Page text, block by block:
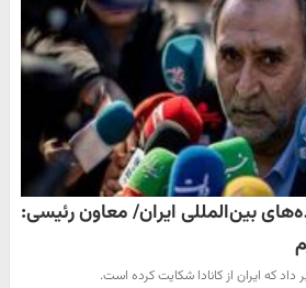
بین‌المللی ایران/ معاون رئیسی:
که ایران از کانادا شکایت کرده است.